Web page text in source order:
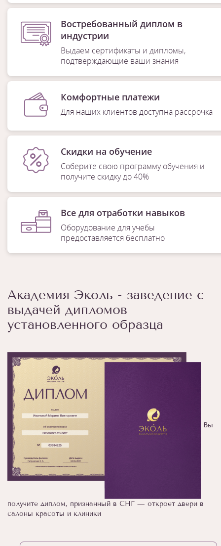
Востребованный диплом в
индустрии
Выдаем сертификаты и дипломы,
подтверждающие ваши знания
Комфортные платежи
Для наших клиентов доступна рассрочка
Скидки на обучение
Соберите свою программу обучения и
получите скидку до 40%
Все для отработки навыков
Оборудование для учебы
предоставляется бесплатно
Академия Эколь - заведение с
выдачей дипломов
установленного образца
Вы
получите диплом, признанный в СНГ — откроет двери в
салоны красоты и клиники